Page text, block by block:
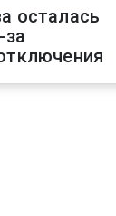
осталась
за